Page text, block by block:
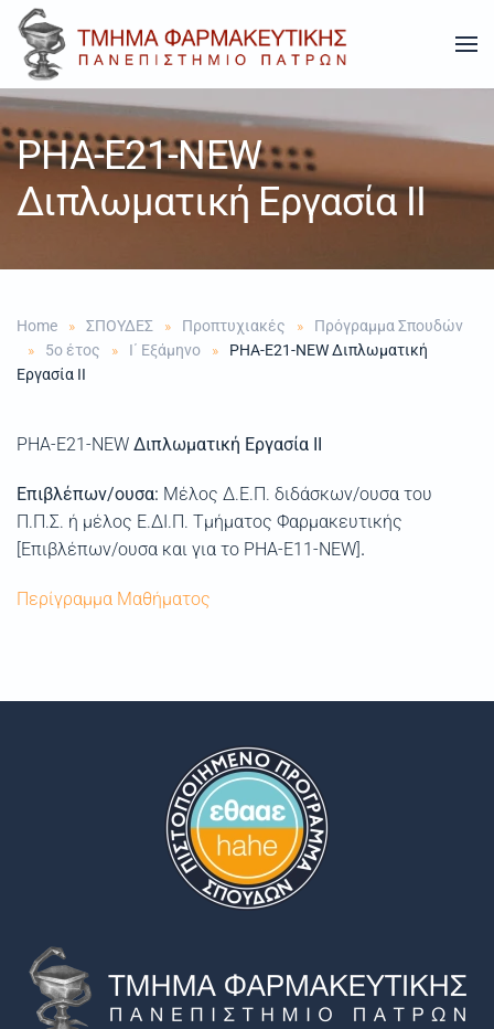
Skip to main content
PHA-E21-NEW
Διπλωματική Εργασία ΙΙ
Home ΣΠΟΥΔΕΣ Προπτυχιακές
Πρόγραμμα Σπουδών
5ο έτος
Ι΄ Εξάμηνο
PHA-E21-NEW Διπλωματική
Εργασία ΙΙ
PHA-Ε21-NEW Διπλωματική Εργασία ΙΙ
Επιβλέπων/ουσα: Μέλος Δ.Ε.Π. διδάσκων/ουσα του
Π.Π.Σ. ή μέλος Ε.ΔΙ.Π. Τμήματος Φαρμακευτικής
[Επιβλέπων/ουσα και για το PHA-Ε11-NEW].
Περίγραμμα Μαθήματος